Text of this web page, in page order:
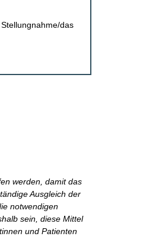
das
werden, damit das
Ausgleich der
notwendigen
sein, diese Mittel
und Patienten